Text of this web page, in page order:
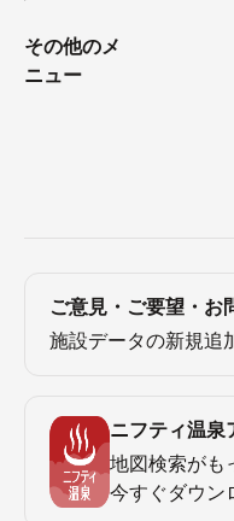
その他のメ
ニュー
ご意見・ご要望・お
施設データの新規追
ニフティ温泉
地図検索がも
今すぐダウン